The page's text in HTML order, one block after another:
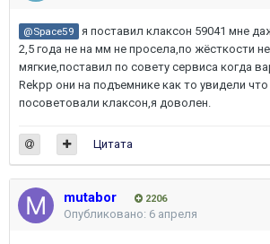
@Space59
я поставил клаксон 59041 мне
2,5 года не на мм не просела,по жёсткости
мягкие,поставил по совету сервиса когда
Rekpp они на подъемнике как то увидели
посоветовали клаксон,я доволен.
Цитата
mutabor 2206
Опубликовано: 6 апреля